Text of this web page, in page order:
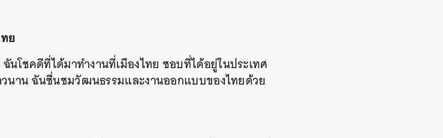
ย
โชคดีที่ได้มาทำงานที่เมืองไทย ชอบที่ได้อยู่ในประเทศ
นาน ฉันชื่นชมวัฒนธรรมและงานออกแบบของไทยด้วย